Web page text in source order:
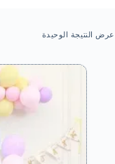
عرض النتيجة الوحيدة